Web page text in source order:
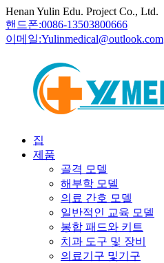
Henan Yulin Edu. Project Co., Ltd.
핸드폰:0086-13503800666
이메일:Yulinmedical@outlook.com
집
제품
골격 모델
해부학 모델
의료 간호 모델
일반적인 교육 모델
봉합 패드와 키트
치과 도구 및 장비
의료기구 및기구